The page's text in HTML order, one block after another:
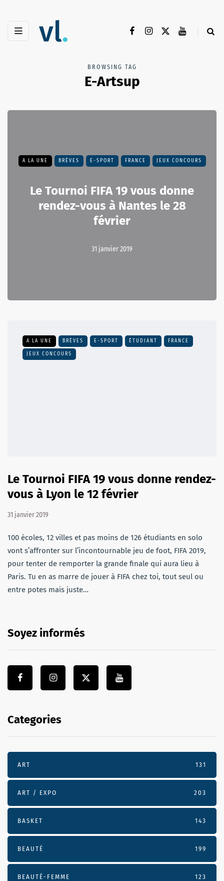
BROWSING TAG
E-Artsup
A LA UNE BRÈVES E-SPORT FRANCE JEUX CONCOURS
Le Tournoi FIFA 19 vous donne
rendez-vous à Nantes le 28
février
31 janvier 2019
A LA UNE BRÈVES E-SPORT ÉTUDIANT FRANCE
JEUX CONCOURS
Le Tournoi FIFA 19 vous donne rendez-
vous à Lyon le 12 février
31 janvier 2019
100 écoles, 12 villes et pas moins de 126 étudiants en solo
vont s’affronter sur l’incontournable jeu de foot, FIFA 2019,
pour tenter de remporter la grande finale qui aura lieu à
Paris. Tu en as marre de jouer à FIFA chez toi, tout seul ou
entre potes mais juste…
Soyez informés
Categories
ART 131
ART / EXPO 203
BASKET 143
BEAUTÉ 199
BEAUTÉ-FEMME 123